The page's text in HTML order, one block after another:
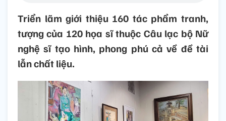
Triển lãm giới thiệu 160 tác phẩm tranh,
tượng của 120 họa sĩ thuộc Câu lạc bộ Nữ
nghệ sĩ tạo hình, phong phú cả về đề tài
lẫn chất liệu.